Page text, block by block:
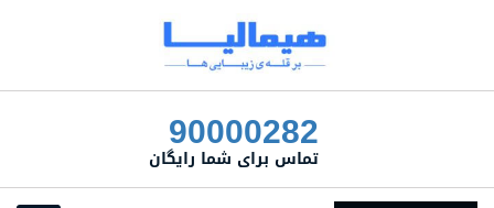
90000282
تماس برای شما رایگان